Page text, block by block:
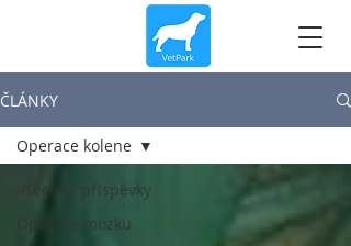
ČLÁNKY
Všechny příspěvky
Operace mozku
Operace kolene